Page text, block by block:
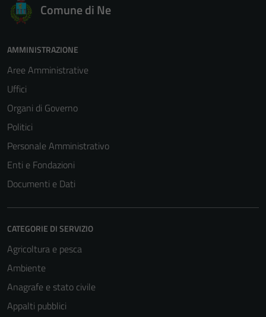
Comune di Ne
AMMINISTRAZIONE
Aree Amministrative
Uffici
Organi di Governo
Politici
Personale Amministrativo
Enti e Fondazioni
Documenti e Dati
CATEGORIE DI SERVIZIO
Agricoltura e pesca
Ambiente
Anagrafe e stato civile
Appalti pubblici